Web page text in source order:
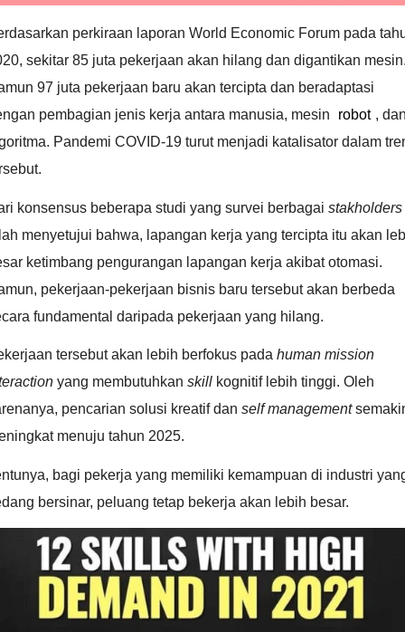
perkiraan laporan World Economic Forum pada
sekitar 85 juta pekerjaan akan hilang dan digantikan
97 juta pekerjaan baru akan tercipta dan beradaptasi
pembagian jenis kerja antara manusia, mesin
robot ,
Pandemi COVID-19 turut menjadi katalisator dalam
konsensus beberapa studi yang survei berbagai stakholders
menyetujui bahwa, lapangan kerja yang tercipta itu akan
ketimbang pengurangan lapangan kerja akibat otomasi.
pekerjaan-pekerjaan bisnis baru tersebut akan berbeda
fundamental daripada pekerjaan yang hilang.
tersebut akan lebih berfokus pada human mission
yang membutuhkan skill kognitif lebih tinggi. Oleh
pencarian solusi kreatif dan self management
menuju tahun 2025.
bagi pekerja yang memiliki kemampuan di industri
bersinar, peluang tetap bekerja akan lebih besar.